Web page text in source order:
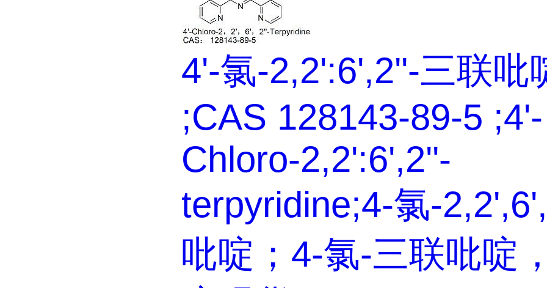
4'-氯-2,2':6',2''-三联吡
;CAS 128143-89-5 ;4'-
Chloro-2,2':6',2''-
terpyridine;4-氯-
吡啶；4-氯-三联吡啶